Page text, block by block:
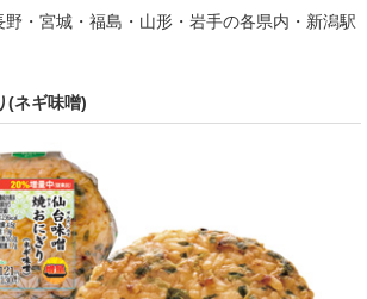
・宮城・福島・山形・岩手の各県内・新潟駅
(ネギ味噌)